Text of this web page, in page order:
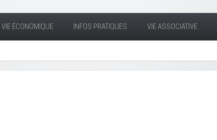
VIE ÉCONOMIQUE INFOS PRATIQUES VIE ASSOCIATIVE